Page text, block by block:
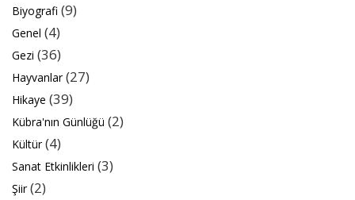
Biyografi (9)
Genel (4)
Gezi (36)
Hayvanlar(27)
Hikaye (39)
Kübra'nın Günlüğü (2)
Kültür(4)
Sanat Etkinlikleri (3)
Şiir(2)